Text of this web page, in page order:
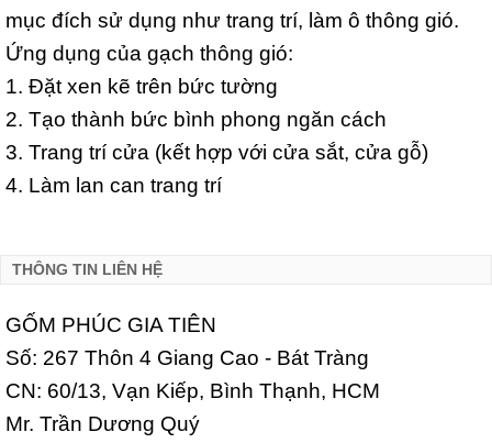
mục đích sử dụng như trang trí, làm ô thông gió.
Ứng dụng của gạch thông gió:
1. Đặt xen kẽ trên bức tường
2. Tạo thành bức bình phong ngăn cách
3. Trang trí cửa (kết hợp với cửa sắt, cửa gỗ)
4. Làm lan can trang trí
THÔNG TIN LIÊN HỆ
GỐM PHÚC GIA TIÊN
Số: 267 Thôn 4 Giang Cao - Bát Tràng
CN: 60/13, Vạn Kiếp, Bình Thạnh, HCM
Mr. Trần Dương Quý